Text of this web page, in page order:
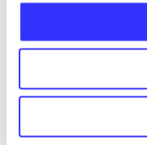
...